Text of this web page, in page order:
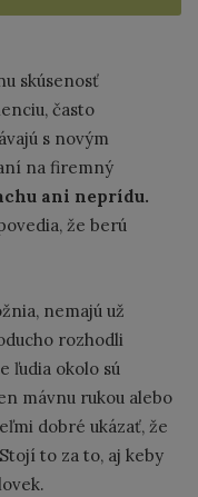
skúsenosť
často
s novým
na firemný
ani neprídu.
že berú
nemajú už
rozhodli
ľudia okolo sú
mávnu rukou alebo
dobré ukázať, že
to za to, aj keby